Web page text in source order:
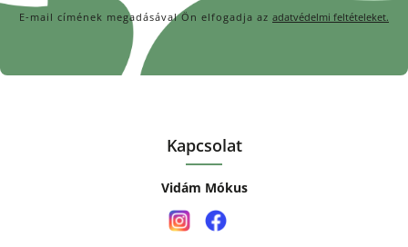
Kapcsolat
Vidám Mókus
E-mail címének megadásával Ön elfogadja az adatvédelmi feltételeket.